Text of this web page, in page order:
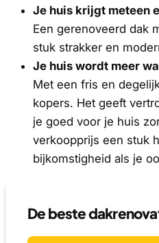
Je huis krijgt meteen
Een gerenoveerd dak
stuk strakker en
Je huis wordt meer
Met een fris en
kopers. Het geeft
je goed voor je huis
verkoopprijs een stuk
bijkomstigheid als je
De beste